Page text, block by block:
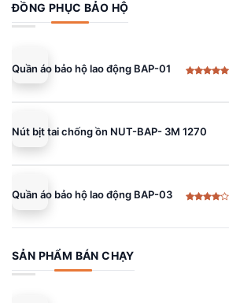
ĐỒNG PHỤC BẢO HỘ
Quần áo bảo hộ lao động BAP-01
5 sao
Giá
là:
Giá
tại
195.000 ₫.
Nút bịt tai chống ồn NUT-BAP- 3M 1270
Quần áo bảo hộ lao động BAP-03
hạng
Giá
là:
256.500 ₫.
Giá
tại
là:
195.000 ₫.
SẢN PHẨM BÁN CHẠY